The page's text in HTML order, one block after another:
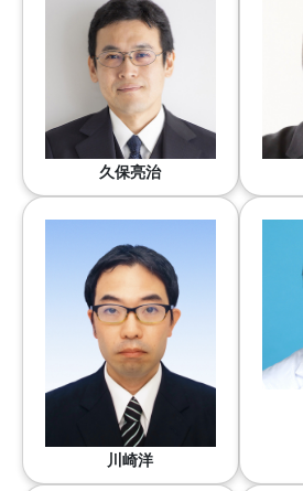
久保亮治
川崎洋